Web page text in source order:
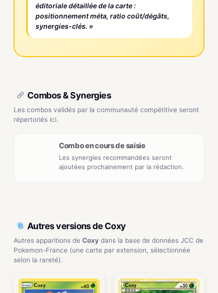
éditoriale détaillée de la carte :
positionnement méta, ratio coût/dégâts,
synergies-clés. »
Combos & Synergies
Les combos validés par la communauté compétitive seront
répertoriés ici.
Combo en cours de saisie
Les synergies recommandées seront
ajoutées prochainement par la rédaction.
Autres versions de Coxy
Autres apparitions de Coxy dans la base de données JCC de
Pokemon-France (une carte par extension, sélectionnée
selon la rareté).